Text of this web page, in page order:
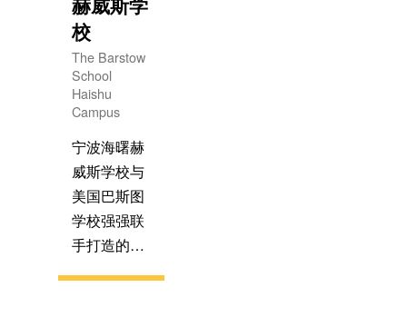
人格放在学
校教育的首
位。
校
The Barstow
School
Haishu
Campus
宁波海曙赫
威斯学校与
美国巴斯图
学校强强联
手打造的项